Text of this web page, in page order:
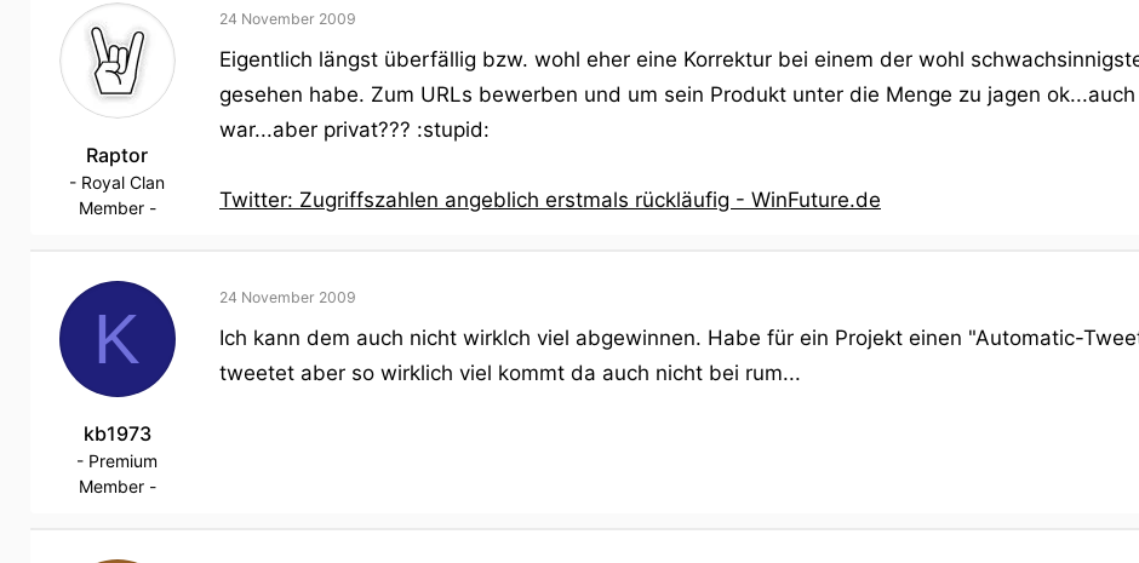
d
m
Raptor
- Royal Clan
Member -
24 November 2009
Eigentlich längst überfällig bzw. wohl eher eine Korrektur bei einem der wohl
gesehen habe. Zum URLs bewerben und um sein Produkt unter die Menge zu jagen
war...aber privat??? :stupid:
Twitter: Zugriffszahlen angeblich erstmals rückläufig - WinFuture.de
K
kb1973
- Premium
Member -
24 November 2009
Ich kann dem auch nicht wirklch viel abgewinnen. Habe für ein Projekt einen "Automatic-
tweetet aber so wirklich viel kommt da auch nicht bei rum...